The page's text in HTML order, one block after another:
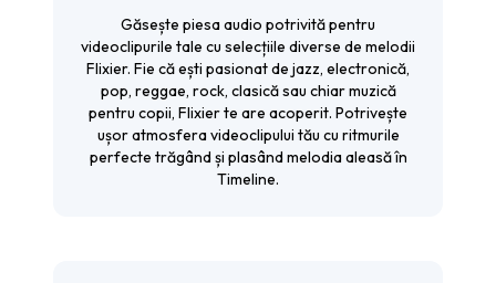
Găsește piesa audio potrivită pentru
videoclipurile tale cu selecțiile diverse de melodii
Flixier. Fie că ești pasionat de jazz, electronică,
pop, reggae, rock, clasică sau chiar muzică
pentru copii, Flixier te are acoperit. Potrivește
ușor atmosfera videoclipului tău cu ritmurile
perfecte trăgând și plasând melodia aleasă în
Timeline.